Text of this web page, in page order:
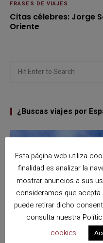
FRASES DE VIAJES
Citas célebres: Jorge
Oriente
for:
¿Buscas viajes por
Esta página web utiliza
finalidad es analizar la
mostrar anuncios a sus
consideramos que
puede retirar dicho
consulta nuestra
cookies